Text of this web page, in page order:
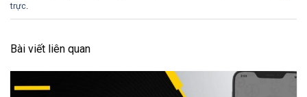
trực
Bài viết liên quan